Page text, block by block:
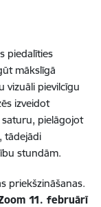
piedalīties
mākslīgā
vizuāli pievilcīgu
izveidot
pielāgojot
tādejādi
stundām.
priekšzināšanas.
11. februārī